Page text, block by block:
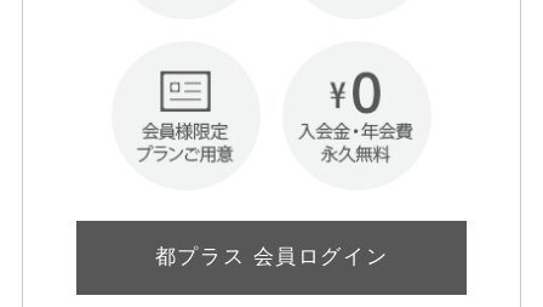
都プラス 会員ログイン